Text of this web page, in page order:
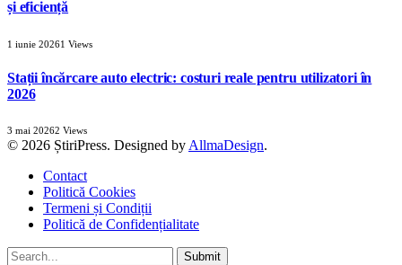
și eficiență
1 iunie 20261 Views
Stații încărcare auto electric: costuri reale pentru utilizatori în
2026
3 mai 20262 Views
© 2026 ȘtiriPress. Designed by AllmaDesign.
Contact
Politică Cookies
Termeni și Condiții
Politică de Confidențialitate
Submit